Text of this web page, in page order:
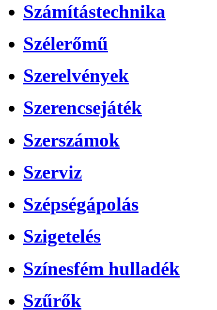
Számítástechnika
Szélerőmű
Szerelvények
Szerencsejáték
Szerszámok
Szerviz
Szépségápolás
Szigetelés
Színesfém hulladék
Szűrők